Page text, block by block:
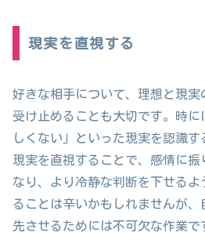
現実を直視する
好きな相手について、理想と現実
受け止めることも大切です。時
しくない」といった現実を認識
現実を直視することで、感情に振
なり、より冷静な判断を下せる
ることは辛いかもしれませんが
先させるためには不可欠な作業で